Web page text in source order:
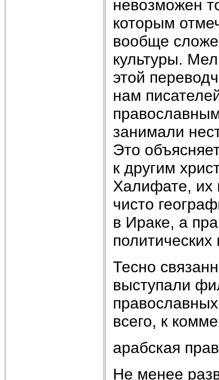
невозможен
которым
вообще
культуры.
этой
нам
занимали
Это
к другим
Халифате, их
чисто
в Ираке, а
Тесно
выступали
всего, к
арабская
Не менее